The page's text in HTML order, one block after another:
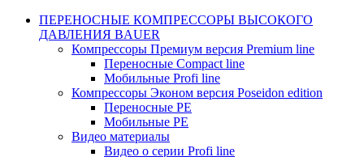
ПЕРЕНОСНЫЕ КОМПРЕССОРЫ ВЫСОКОГО
ДАВЛЕНИЯ BAUER
Компрессоры Премиум версия Premium line
Переносные Compact line
Мобильные Profi line
Компрессоры Эконом версия Poseidon edition
Переносные PE
Мобильные PE
Видео материалы
Видео о серии Profi line